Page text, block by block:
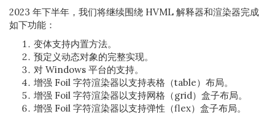
2023 年下半年，我们将继续围绕 HVML 解释器和渲染器完成
如下功能：
变体支持内置方法。
预定义动态对象的完整实现。
对 Windows 平台的支持。
增强 Foil 字符渲染器以支持表格（table）布局。
增强 Foil 字符渲染器以支持网格（grid）盒子布局。
增强 Foil 字符渲染器以支持弹性（flex）盒子布局。